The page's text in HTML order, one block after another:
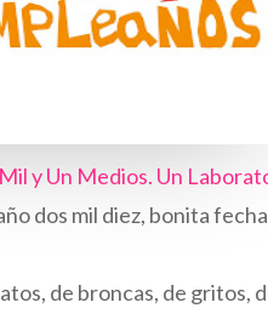
y Un Medios. Un
dos mil diez, bonita
de broncas, de gritos,